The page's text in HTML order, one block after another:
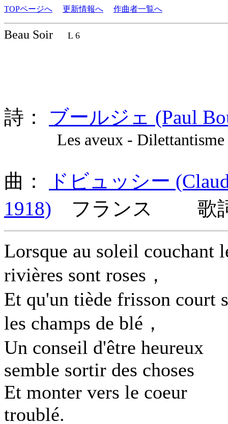
TOPページへ 更新情報へ 作曲者一覧へ
Beau Soir L 6
詩： ブールジェ (Paul
Les aveux - Dilettantisme
曲：
ドビュッシー
1918) フランス 歌詞
Lorsque au soleil couchant
rivières sont roses，
Et qu'un tiède frisson court
les champs de blé，
Un conseil d'être heureux
semble sortir des choses
Et monter vers le coeur
troublé.